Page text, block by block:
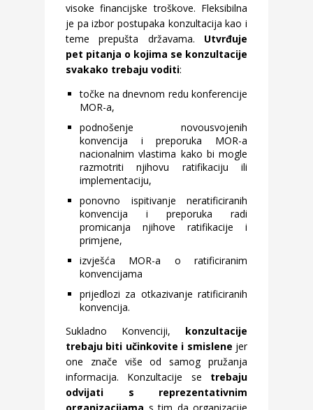
visoke financijske troškove. Fleksibilna
je pa izbor postupaka konzultacija kao i
teme prepušta državama. Utvrđuje
pet pitanja o kojima se konzultacije
svakako trebaju voditi:
točke na dnevnom redu konferencije
MOR-a,
podnošenje novousvojenih
konvencija i preporuka MOR-a
nacionalnim vlastima kako bi mogle
razmotriti njihovu ratifikaciju ili
implementaciju,
ponovno ispitivanje neratificiranih
konvencija i preporuka radi
promicanja njihove ratifikacije i
primjene,
izvješća MOR-a o ratificiranim
konvencijama
prijedlozi za otkazivanje ratificiranih
konvencija.
Sukladno Konvenciji, konzultacije
trebaju biti učinkovite i smislene jer
one znače više od samog pružanja
informacija. Konzultacije se trebaju
odvijati s reprezentativnim